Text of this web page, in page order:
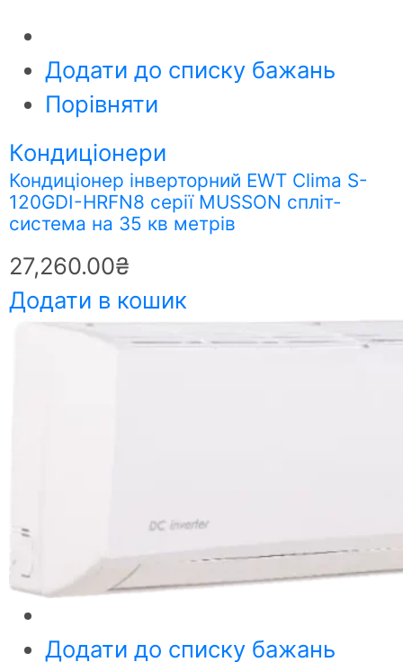
Додати до списку бажань
Порівняти
Кондиціонери
Кондиціонер інверторний EWT Clima S-
120GDI-HRFN8 серії MUSSON спліт-
система на 35 кв метрів
27,260.00₴
Додати в кошик
Додати до списку бажань